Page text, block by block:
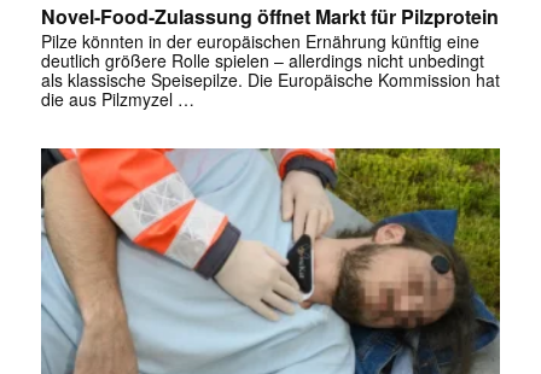
Novel-Food-Zulassung öffnet Markt für Pilzprotein
Pilze könnten in der europäischen Ernährung künftig eine
deutlich größere Rolle spielen – allerdings nicht unbedingt
als klassische Speisepilze. Die Europäische Kommission hat
die aus Pilzmyzel …